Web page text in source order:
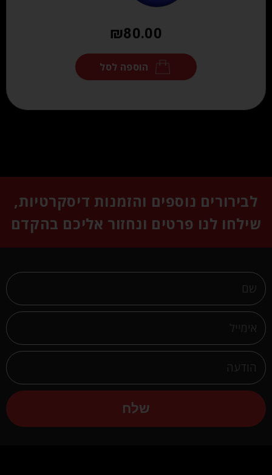
₪80.00
הוספה לסל
לבירורים נוספים והזמנות דיסקרטיות,
שילחו לנו פרטים ונחזור אליכם בהקדם
שלח